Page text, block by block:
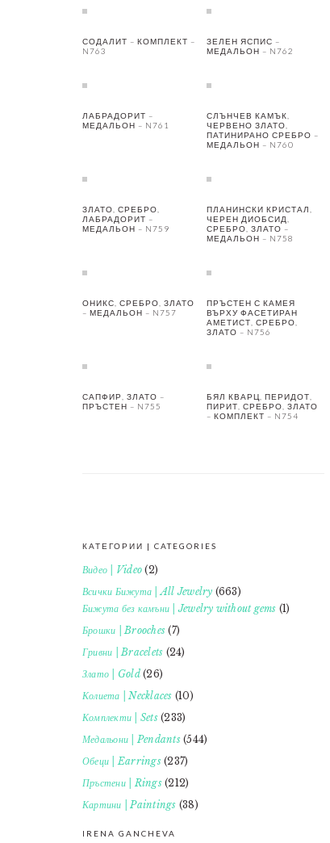
СОДАЛИТ – КОМПЛЕКТ –
N763
ЗЕЛЕН ЯСПИС –
МЕДАЛЬОН – N762
ЛАБРАДОРИТ –
МЕДАЛЬОН – N761
СЛЪНЧЕВ КАМЪК,
ЧЕРВЕНО ЗЛАТО,
ПАТИНИРАНО СРЕБРО –
МЕДАЛЬОН – N760
ЗЛАТО, СРЕБРО,
ЛАБРАДОРИТ –
МЕДАЛЬОН – N759
ПЛАНИНСКИ КРИСТАЛ,
ЧЕРЕН ДИОБСИД,
СРЕБРО, ЗЛАТО –
МЕДАЛЬОН – N758
ОНИКС, СРЕБРО, ЗЛАТО
– МЕДАЛЬОН – N757
ПРЪСТЕН С КАМЕЯ
ВЪРХУ ФАСЕТИРАН
АМЕТИСТ, СРЕБРО,
ЗЛАТО – N756
САПФИР, ЗЛАТО –
ПРЪСТЕН – N755
БЯЛ КВАРЦ, ПЕРИДОТ,
ПИРИТ, СРЕБРО, ЗЛАТО
– КОМПЛЕКТ – N754
КАТЕГОРИИ | CATEGORIES
Видео | Video (2)
Всички Бижута | All Jewelry (663)
Бижута без камъни | Jewelry without gems (1)
Брошки | Brooches (7)
Гривни | Bracelets (24)
Злато | Gold(26)
Колиета | Necklaces (10)
Комплекти | Sets(233)
Медальони | Pendants(544)
Обеци | Earrings(237)
Пръстени | Rings(212)
Картини | Paintings (38)
IRENA GANCHEVA